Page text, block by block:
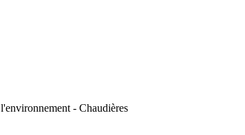
- Chaudières